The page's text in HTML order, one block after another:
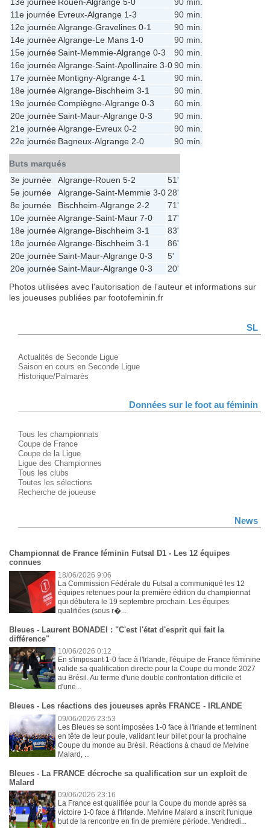
11e journée Evreux-Algrange 1-3
90 min.
12e journéeAlgrange-Gravelines 0-1
90 min.
14e journéeAlgrange-Le Mans 1-0
90 min.
15e journéeSaint-Memmie-Algrange 0-3
90 min.
16e journéeAlgrange-Saint-Apollinaire 3-090 min.
17e journée Montigny-Algrange 4-1
90 min.
18e journéeAlgrange-Bischheim 3-1
90 min.
19e journéeCompiègne-Algrange 0-3
60 min.
20e journéeSaint-Maur-Algrange 0-3
90 min.
21e journéeAlgrange-Evreux 0-2
90 min.
22e journée Bagneux-Algrange 2-0 90 min.
Buts marqués
3e journée
Algrange-Rouen 5-2
51'
5e journée
Algrange-Saint-Memmie 3-0 28'
8e journée
Bischheim-Algrange 2-2
71'
10e journéeAlgrange-Saint-Maur 7-0
17'
18e journéeAlgrange-Bischheim 3-1
83'
18e journéeAlgrange-Bischheim 3-1
86'
20e journéeSaint-Maur-Algrange 0-3
5'
20e journéeSaint-Maur-Algrange 0-3
20'
Photos utilisées avec l'autorisation de l'auteur et informations sur
les joueuses publiées par footofeminin.fr
SL
Actualités de Seconde Ligue
Saison en cours en Seconde Ligue
Historique/Palmarès
Données sur le foot au féminin
Tous les championnats
Coupe de France
Coupe de la Ligue
Ligue des Championnes
Tous les clubs
Toutes les sélections
Recherche de joueuse
News
Championnat de France féminin Futsal D1 - Les 12 équipes
connues
18/06/2026 9:06
La Commission Fédérale du Futsal a communiqué les 12
équipes retenues pour la première édition du championnat
qui débutera le 19 septembre prochain. Les équipes
qualifiées (sous r�...
Bleues - Laurent BONADEI : "C'est l'état d'esprit qui fait la
différence"
10/06/2026 0:12
En s'imposant 1-0 face à l'Irlande, l'équipe de France féminine
valide sa qualification directe pour la Coupe du monde 2027
au Brésil. Au terme d'une double confrontation difficile et
d'une...
Bleues - Les réactions des joueuses après FRANCE - IRLANDE
09/06/2026 23:53
Les Bleues se sont imposées 1-0 face à l'Irlande et terminent
en tête de leur poule, validant leur billet pour la prochaine
Coupe du monde au Brésil. Réactions à chaud de Melvine
Malard, ...
Bleues - La FRANCE décroche sa qualification sur un exploit de
Malard
09/06/2026 23:16
La France est qualifiée pour la Coupe du monde après sa
victoire 1-0 face à l'Irlande. Melvine Malard a inscrit l'unique
but de la rencontre en fin de première période. Vendredi...